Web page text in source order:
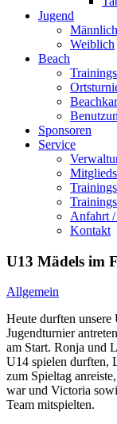
Jugend
Männlich
Weiblich
Beach
Sponsoren
Service
Anfahrt
Kontakt
U13 Mädels im
Allgemein
Heute durften
Jugendturnier
am Start. Ronja und
U14 spielen durften,
zum Spieltag
war und Victoria
Team mitspielten.